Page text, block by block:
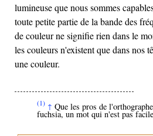
lumineuse que nous sommes
toute petite partie de la bande des
de couleur ne signifie rien dans le
les couleurs n'existent que dans nos
une couleur.
(1) ↑ Que les pros de
fuchsia, un mot qui n'est pas